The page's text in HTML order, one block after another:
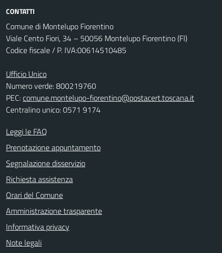
CONTATTI
Comune di Montelupo Fiorentino
Viale Cento Fiori, 34 – 50056 Montelupo Fiorentino (FI)
Codice fiscale / P. IVA:00614510485
Ufficio Unico
Numero verde: 800219760
PEC:comune.montelupo-fiorentino@postacert.toscana.it
Centralino unico: 0571 9174
Leggi le FAQ
Prenotazione appuntamento
Segnalazione disservizio
Richiesta assistenza
Orari del Comune
Amministrazione trasparente
Informativa privacy
Note legali